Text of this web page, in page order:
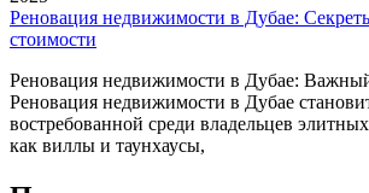
Реновация недвижимости в Дубае:
стоимости
Реновация недвижимости в Дубае:
Реновация недвижимости в Дубае
востребованной среди владельцев
как виллы и таунхаусы,